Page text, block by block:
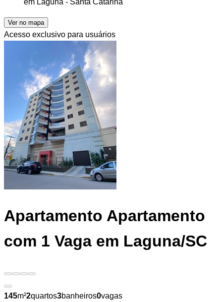
em Laguna - Santa Catarina
Ver no mapa
Acesso exclusivo para usuários
Apartamento Apartamento
com 1 Vaga em Laguna/SC
145m²2quartos3banheiros0vagas